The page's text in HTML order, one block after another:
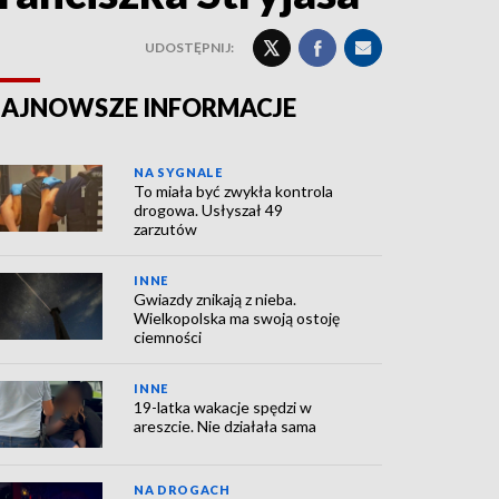
UDOSTĘPNIJ:
INFORMACJE
NA SYGNALE
To miała być zwykła kontrola
drogowa. Usłyszał 49
zarzutów
INNE
Gwiazdy znikają z nieba.
Wielkopolska ma swoją ostoję
ciemności
INNE
19-latka wakacje spędzi w
areszcie. Nie działała sama
NA DROGACH